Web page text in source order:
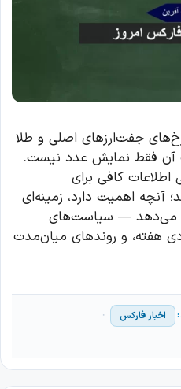
جفت‌ارزهای اصلی و طلا
آن فقط نمایش عدد نیست.
اطلاعات کافی برای
آنچه اهمیت دارد، زمینه‌ای
می‌دهد — سیاست‌های
هفته، و روندهای میان‌مدت
اخبار فارکس